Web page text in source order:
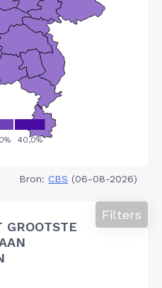
Bron: CBS (06-08-2026)
GROOTSTE
Filters